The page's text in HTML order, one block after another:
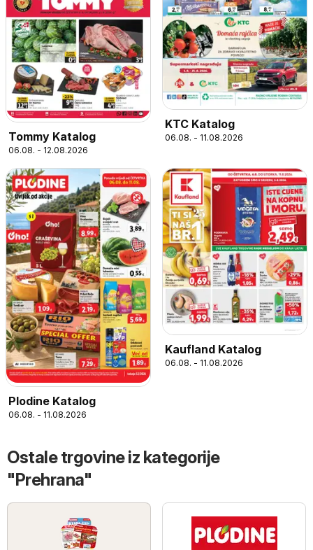
Tommy Katalog
06.08. - 12.08.2026
KTC Katalog
06.08. - 11.08.2026
Plodine Katalog
06.08. - 11.08.2026
Kaufland Katalog
06.08. - 11.08.2026
Ostale trgovine iz kategorije
"Prehrana"